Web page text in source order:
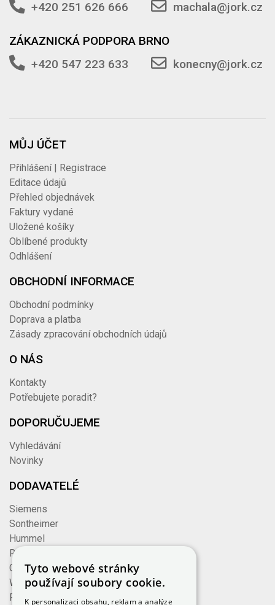
+420 251 626 666
machala@jork.cz
ZÁKAZNICKÁ PODPORA BRNO
+420 547 223 633
konecny@jork.cz
MŮJ ÚČET
Přihlášení | Registrace
Editace údajů
Přehled objednávek
Faktury vydané
Uložené košíky
Oblíbené produkty
Odhlášení
OBCHODNÍ INFORMACE
Obchodní podmínky
Doprava a platba
Zásady zpracování obchodních údajů
O NÁS
Kontakty
Potřebujete poradit?
DOPORUČUJEME
Vyhledávání
Novinky
DODAVATELÉ
Siemens
Sontheimer
Hummel
Rose
Cembre
Wieland
Formzeug
Tyto webové stránky
používají soubory cookie.
K personalizaci obsahu, reklam a analýze